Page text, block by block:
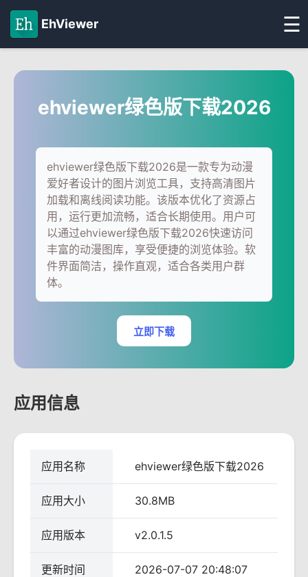
EhViewer ☰
ehviewer绿色版下载2026
ehviewer绿色版下载2026是一款专为动漫
爱好者设计的图片浏览工具，支持高清图片
加载和离线阅读功能。该版本优化了资源占
用，运行更加流畅，适合长期使用。用户可
以通过ehviewer绿色版下载2026快速访问
丰富的动漫图库，享受便捷的浏览体验。软
件界面简洁，操作直观，适合各类用户群
体。
立即下载
应用信息
应用名称 ehviewer绿色版下载2026
应用大小 30.8MB
应用版本 v2.0.1.5
更新时间 2026-07-07 20:48:07